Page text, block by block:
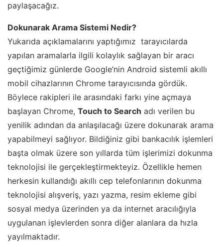
paylaşacağız.
Dokunarak Arama Sistemi Nedir?
Yukarıda açıklamalarını yaptığımız tarayıcılarda
yapılan aramalarla ilgili kolaylık sağlayan bir aracı
geçtiğimiz günlerde Google’nin Android sistemli akıllı
mobil cihazlarının Chrome tarayıcısında gördük.
Böylece rakipleri ile arasındaki farkı yine açmaya
başlayan Chrome, Touch to Search adı verilen bu
yenilik adından da anlaşılacağı üzere dokunarak arama
yapabilmeyi sağlıyor. Bildiğiniz gibi bankacılık işlemleri
başta olmak üzere son yıllarda tüm işlerimizi dokunma
teknolojisi ile gerçekleştirmekteyiz. Özellikle hemen
herkesin kullandığı akıllı cep telefonlarının dokunma
teknolojisi alışveriş, yazı yazma, resim ekleme gibi
sosyal medya üzerinden ya da internet aracılığıyla
uygulanan işlevlerden sonra diğer alanlara da hızla
yayılmaktadır.